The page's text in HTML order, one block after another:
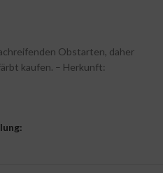
Obstarten, daher
kaufen. – Herkunft: